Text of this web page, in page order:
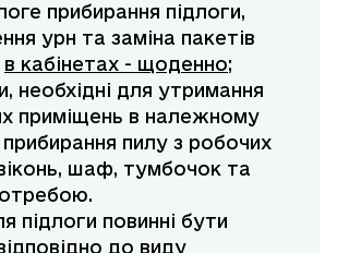
прибирання підлоги,
урн та заміна пакетів
в кабінетах - щоденно;
необхідні для утримання
приміщень в належному
прибирання пилу з робочих
шаф, тумбочок та
підлоги повинні бути
до виду